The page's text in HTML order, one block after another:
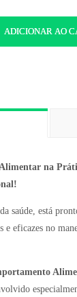
ADICIONAR AO
na
saúde, está
e eficazes no